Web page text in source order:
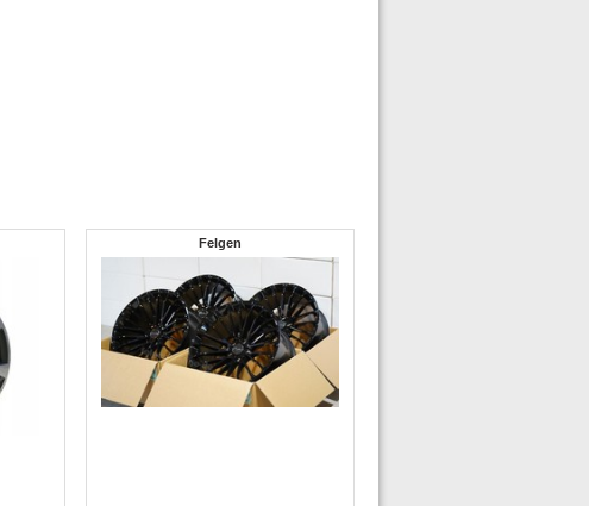
Felgen